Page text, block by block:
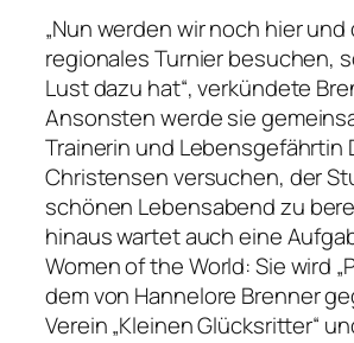
„Nun werden wir noch hier und
regionales Turnier besuchen,
Lust dazu hat“, verkündete
Ansonsten werde sie
Trainerin und Lebensgefährtin
Christensen versuchen, der
schönen Lebensabend zu
hinaus wartet auch eine
Women of the World: Sie wird
dem von Hannelore Brenner
Verein „Kleinen Glücksritter“